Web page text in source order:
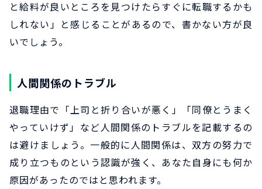
と給料が良いところを見つけたらすぐに転職するかも
しれない」と感じることがあるので、書かない方が良
いでしょう。
人間関係のトラブル
退職理由で「上司と折り合いが悪く」「同僚とうまく
やっていけず」など人間関係のトラブルを記載するの
は避けましょう。一般的に人間関係は、双方の努力で
成り立つものという認識が強く、あなた自身にも何か
原因があったのではと思われます。